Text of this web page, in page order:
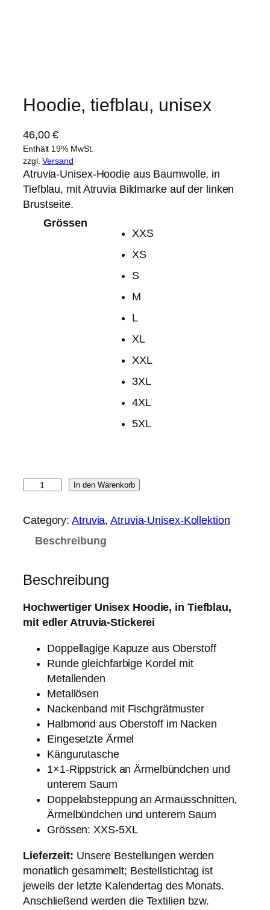
Hoodie, tiefblau, unisex
46,00€
Enthält 19% MwSt.
zzgl.Versand
Atruvia-Unisex-Hoodie aus Baumwolle, in
Tiefblau, mit Atruvia Bildmarke auf der linken
Brustseite.
Grössen
XXS
XS
S
M
L
XL
XXL
3XL
4XL
5XL
o
,
i
e
g
e
In den Warenkorb
Category:Atruvia, Atruvia-Unisex-Kollektion
Beschreibung
Beschreibung
Hochwertiger Unisex Hoodie, in Tiefblau,
mit edler Atruvia-Stickerei
Doppellagige Kapuze aus Oberstoff
Runde gleichfarbige Kordel mit
Metallenden
Metallösen
Nackenband mit Fischgrätmuster
Halbmond aus Oberstoff im Nacken
Eingesetzte Ärmel
Kängurutasche
1×1-Rippstrick an Ärmelbündchen und
unterem Saum
Doppelabsteppung an Armausschnitten,
Ärmelbündchen und unterem Saum
Grössen: XXS-5XL
Lieferzeit: Unsere Bestellungen werden
monatlich gesammelt; Bestellstichtag ist
jeweils der letzte Kalendertag des Monats.
Anschließend werden die Textilien bzw.